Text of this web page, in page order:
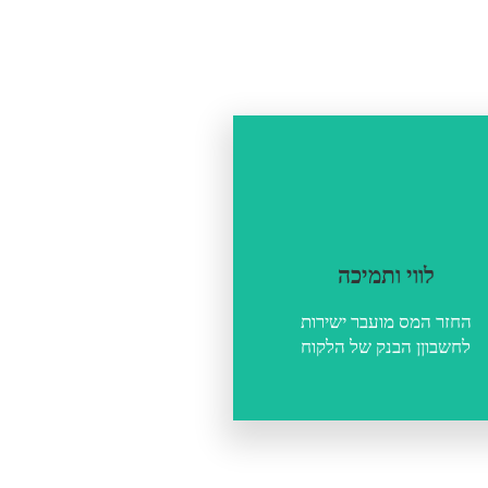
לווי ותמיכה
החזר המס מועבר ישירות
לחשבוןן הבנק של הלקוח